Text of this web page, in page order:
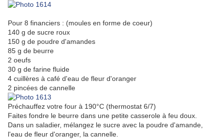
Pour 8 financiers : (moules en forme de coeur)
140 g de sucre roux
150 g de poudre d'amandes
85 g de beurre
2 oeufs
30 g de farine fluide
4 cuillères à café d'eau de fleur d'oranger
2 pincées de cannelle
Préchauffez votre four à 190°C (thermostat 6/7)
Faites fondre le beurre dans une petite casserole à feu doux.
Dans un saladier, mélangez le sucre avec la poudre d'amande,
l'eau de fleur d'oranger, la cannelle.